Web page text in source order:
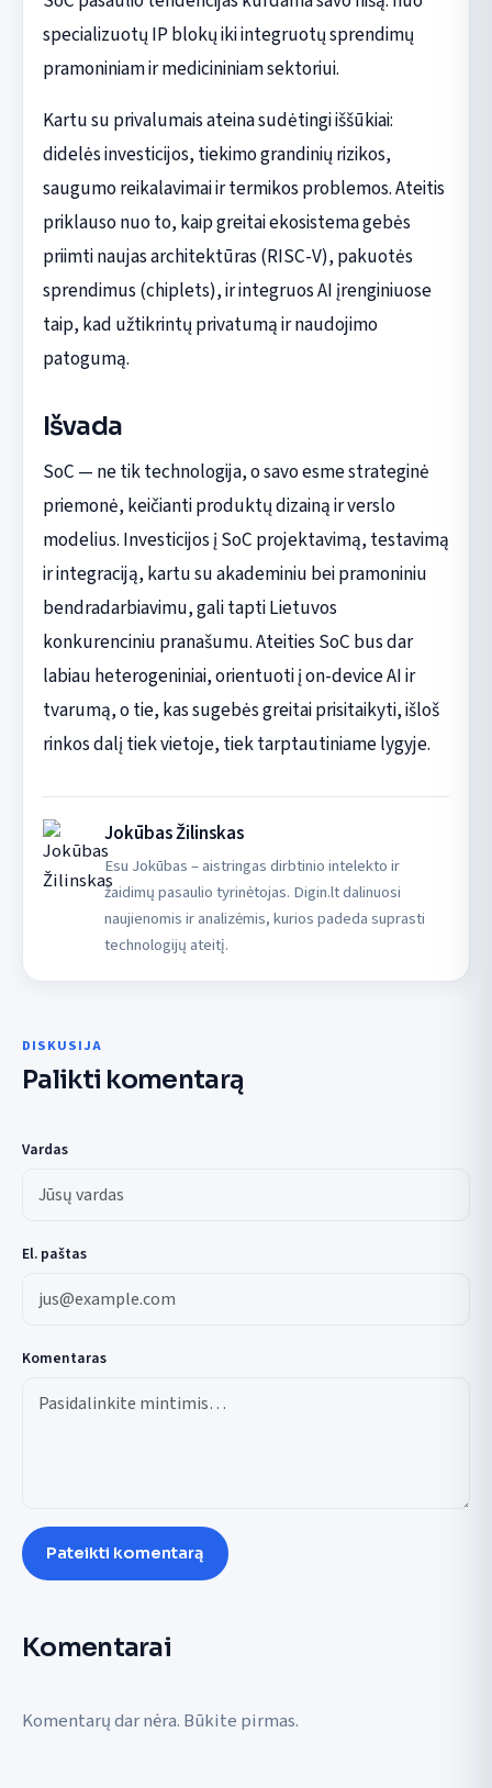
specializuotų IP blokų iki integruotų sprendimų
pramoniniam ir medicininiam sektoriui.
Kartu su privalumais ateina sudėtingi iššūkiai:
didelės investicijos, tiekimo grandinių rizikos,
saugumo reikalavimai ir termikos problemos. Ateitis
priklauso nuo to, kaip greitai ekosistema gebės
priimti naujas architektūras (RISC-V), pakuotės
sprendimus (chiplets), ir integruos AI įrenginiuose
taip, kad užtikrintų privatumą ir naudojimo
patogumą.
Išvada
SoC — ne tik technologija, o savo esme strateginė
priemonė, keičianti produktų dizainą ir verslo
modelius. Investicijos į SoC projektavimą, testavimą
ir integraciją, kartu su akademiniu bei pramoniniu
bendradarbiavimu, gali tapti Lietuvos
konkurenciniu pranašumu. Ateities SoC bus dar
labiau heterogeniniai, orientuoti į on-device AI ir
tvarumą, o tie, kas sugebės greitai prisitaikyti, išloš
rinkos dalį tiek vietoje, tiek tarptautiniame lygyje.
Jokūbas Žilinskas
Esu Jokūbas – aistringas dirbtinio intelekto ir
žaidimų pasaulio tyrinėtojas. Digin.lt dalinuosi
naujienomis ir analizėmis, kurios padeda suprasti
technologijų ateitį.
DISKUSIJA
Palikti komentarą
Vardas
El. paštas
Komentaras
Pateikti komentarą
Komentarai
Komentarų dar nėra. Būkite pirmas.